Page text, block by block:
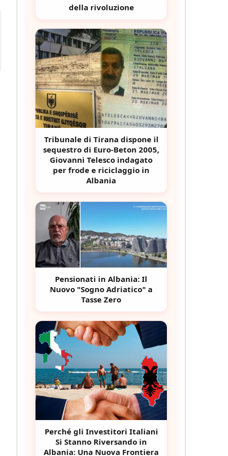
della rivoluzione
Tribunale di Tirana dispone il
sequestro di Euro-Beton 2005,
Giovanni Telesco indagato
per frode e riciclaggio in
Albania
Pensionati in Albania: Il
Nuovo "Sogno Adriatico" a
Tasse Zero
Perché gli Investitori Italiani
Si Stanno Riversando in
Albania: Una Nuova Frontiera